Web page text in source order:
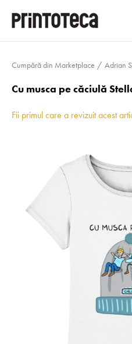
Cumpără din Marketplace Adrian
Cu musca pe căciulă
Fii primul care a revizuit acest